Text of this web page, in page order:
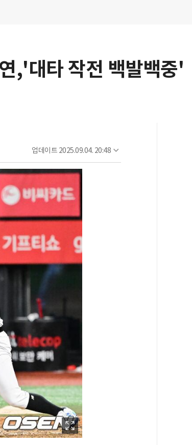
,'대타 작전 백발백중'
업데이트 2025.09.04. 20:48